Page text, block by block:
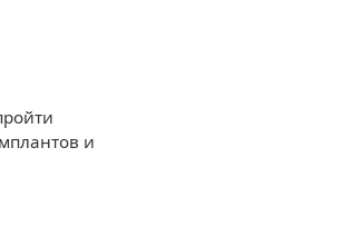
и